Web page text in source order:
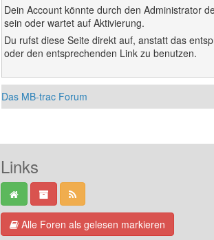
Dein Account könnte durch den Administrator
sein oder wartet auf Aktivierung.
Du rufst diese Seite direkt auf, anstatt das
oder den entsprechenden Link zu benutzen.
Das MB-trac Forum
Links
Alle Foren als gelesen markieren